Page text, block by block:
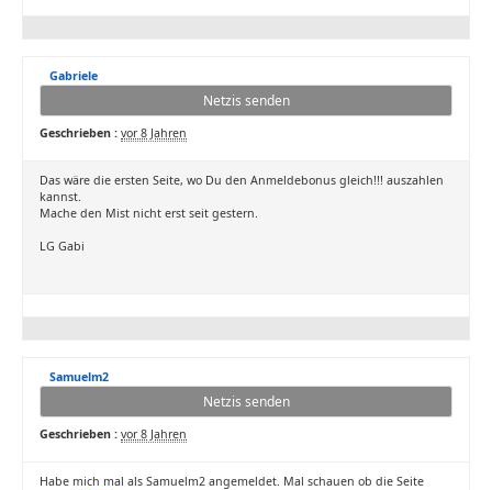
Gabriele
Netzis senden
Geschrieben : vor 8 Jahren
Das wäre die ersten Seite, wo Du den Anmeldebonus gleich!!! auszahlen
kannst.
Mache den Mist nicht erst seit gestern.
LG Gabi
Samuelm2
Netzis senden
Geschrieben : vor 8 Jahren
Habe mich mal als Samuelm2 angemeldet. Mal schauen ob die Seite